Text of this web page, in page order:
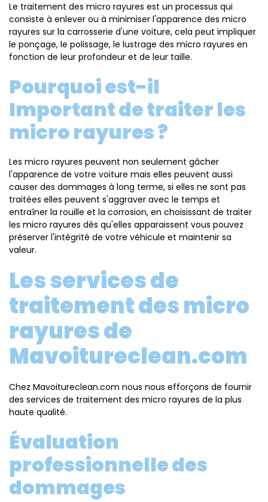
Le traitement des micro rayures est un processus qui
consiste à enlever ou à minimiser l'apparence des micro
rayures sur la carrosserie d'une voiture, cela peut impliquer
le ponçage, le polissage, le lustrage des micro rayures en
fonction de leur profondeur et de leur taille.
Pourquoi est-il
Important de traiter les
micro rayures ?
Les micro rayures peuvent non seulement gâcher
l'apparence de votre voiture mais elles peuvent aussi
causer des dommages à long terme, si elles ne sont pas
traitées elles peuvent s'aggraver avec le temps et
entraîner la rouille et la corrosion, en choisissant de traiter
les micro rayures dès qu'elles apparaissent vous pouvez
préserver l'intégrité de votre véhicule et maintenir sa
valeur.
Les services de
traitement des micro
rayures de
Mavoitureclean.com
Chez Mavoitureclean.com nous nous efforçons de fournir
des services de traitement des micro rayures de la plus
haute qualité.
Évaluation
professionnelle des
dommages